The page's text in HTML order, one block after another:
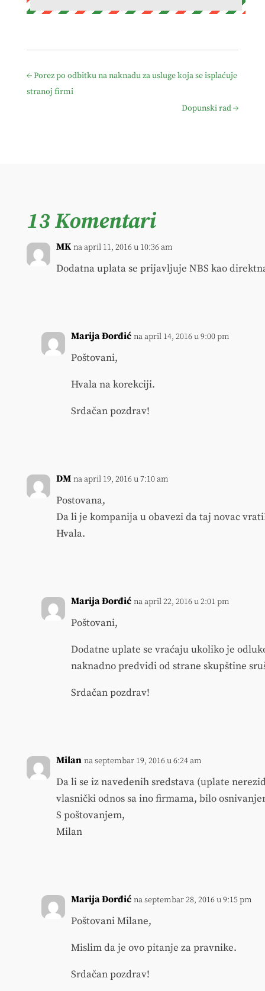
←Porez po odbitku na naknadu za usluge koja se isplaćuje
stranoj firmi
Dopunski rad→
13 Komentari
MK na april 11, 2016 u 10:36 am
Dodatna uplata se prijavljuje NBS kao
Marija Đorđić na april 14, 2016 u 9:00 pm
Poštovani,
Hvala na korekciji.
Srdačan pozdrav!
DM na april 19, 2016 u 7:10 am
Postovana,
Da li je kompanija u obavezi da taj novac
Hvala.
Marija Đorđić na april 22, 2016 u 2:01 pm
Poštovani,
Dodatne uplate se vraćaju ukoliko je
naknadno predvidi od strane skupštine
Srdačan pozdrav!
Milan na septembar 19, 2016 u 6:24 am
Da li se iz navedenih sredstava (uplate
vlasnički odnos sa ino firmama, bilo
S poštovanjem,
Milan
Marija Đorđić na septembar 28, 2016 u 9:15 pm
Poštovani Milane,
Mislim da je ovo pitanje za pravnike.
Srdačan pozdrav!